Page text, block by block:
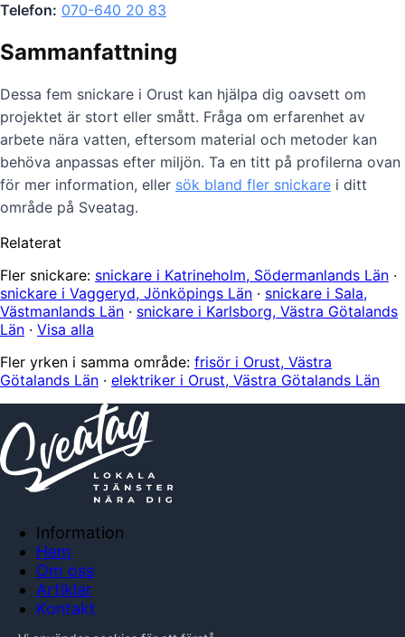
Telefon: 070-640 20 83
Sammanfattning
Dessa fem snickare i Orust kan hjälpa dig oavsett om
projektet är stort eller smått. Fråga om erfarenhet av
arbete nära vatten, eftersom material och metoder kan
behöva anpassas efter miljön. Ta en titt på profilerna ovan
för mer information, eller sök bland fler snickare i ditt
område på Sveatag.
Relaterat
Fler snickare: snickare i Katrineholm, Södermanlands Län ·
snickare i Vaggeryd, Jönköpings Län · snickare i Sala,
Västmanlands Län · snickare i Karlsborg, Västra Götalands
Län · Visa alla
Fler yrken i samma område: frisör i Orust, Västra
Götalands Län · elektriker i Orust, Västra Götalands Län
Information
Hem
Om oss
Artiklar
Kontakt